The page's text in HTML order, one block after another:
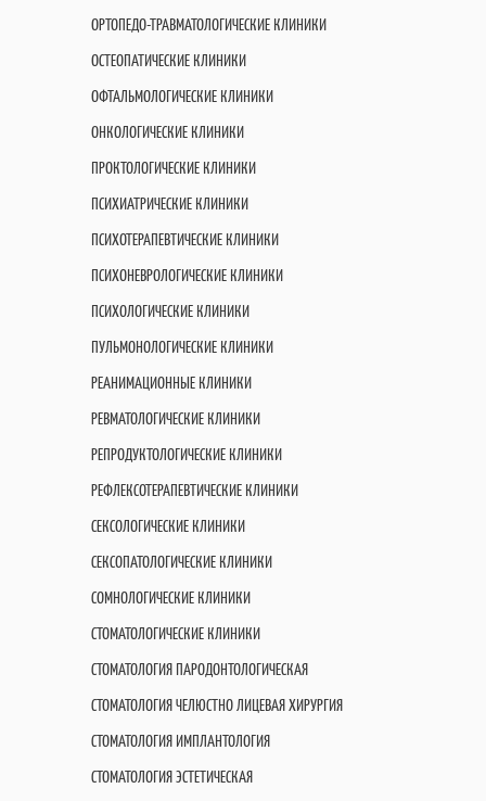
ОРТОПЕДО-ТРАВМАТОЛОГИЧЕСКИЕ КЛИНИКИ
ОСТЕОПАТИЧЕСКИЕ КЛИНИКИ
ОФТАЛЬМОЛОГИЧЕСКИЕ КЛИНИКИ
ОНКОЛОГИЧЕСКИЕ КЛИНИКИ
ПРОКТОЛОГИЧЕСКИЕ КЛИНИКИ
ПСИХИАТРИЧЕСКИЕ КЛИНИКИ
ПСИХОТЕРАПЕВТИЧЕСКИЕ КЛИНИКИ
ПСИХОНЕВРОЛОГИЧЕСКИЕ КЛИНИКИ
ПСИХОЛОГИЧЕСКИЕ КЛИНИКИ
ПУЛЬМОНОЛОГИЧЕСКИЕ КЛИНИКИ
РЕАНИМАЦИОННЫЕ КЛИНИКИ
РЕВМАТОЛОГИЧЕСКИЕ КЛИНИКИ
РЕПРОДУКТОЛОГИЧЕСКИЕ КЛИНИКИ
РЕФЛЕКСОТЕРАПЕВТИЧЕСКИЕ КЛИНИКИ
СЕКСОЛОГИЧЕСКИЕ КЛИНИКИ
СЕКСОПАТОЛОГИЧЕСКИЕ КЛИНИКИ
СОМНОЛОГИЧЕСКИЕ КЛИНИКИ
СТОМАТОЛОГИЧЕСКИЕ КЛИНИКИ
СТОМАТОЛОГИЯ ПАРОДОНТОЛОГИЧЕСКАЯ
СТОМАТОЛОГИЯ ЧЕЛЮСТНО ЛИЦЕВАЯ ХИРУРГИЯ
СТОМАТОЛОГИЯ ИМПЛАНТОЛОГИЯ
СТОМАТОЛОГИЯ ЭСТЕТИЧЕСКАЯ